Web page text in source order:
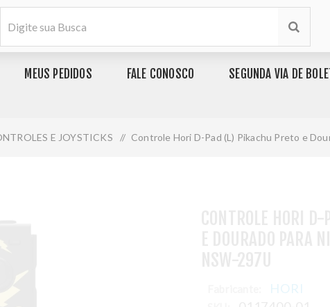
MEUS PEDIDOS FALE CONOSCO SEGUNDA VIA DE
E JOYSTICKS / Controle Hori D-Pad (L) Pikachu Preto e
HORI